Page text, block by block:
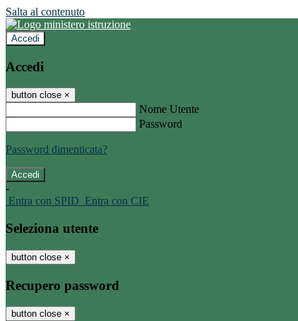
Salta al contenuto
Accedi
Accedi
button close ×
Nome Utente
Password
Password dimenticata?
-
Entra con SPID Entra con CIE
Seleziona utente
button close ×
Recupero password
button close ×